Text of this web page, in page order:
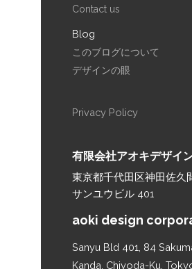
Contact us
Blog
このブログについて
デザインの眼
Privacy Policy
有限会社アオキデザイ
東京都千代田区神田佐久
サンユウビル 401
aoki design
Sanyu Bld 401, 84
Kanda, Chiyoda-Ku,